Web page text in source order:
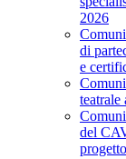
2026
di
e
teatrale
del